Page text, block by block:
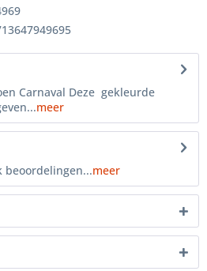
Carnaval Deze gekleurde
meer
beoordelingen...meer